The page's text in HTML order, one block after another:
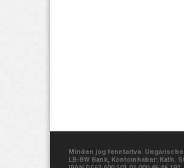
Minden jog fenntartva.
LB-BW Bank, Kontoinhaber: Kath.